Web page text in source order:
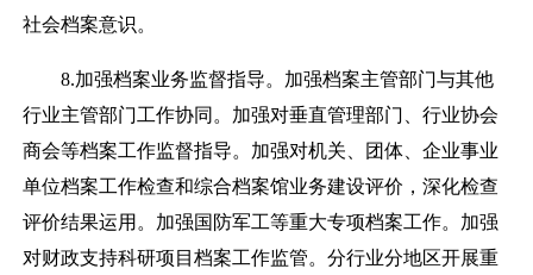
社会档案意识。
8.加强档案业务监督指导。加强档案主管部门与其他
行业主管部门工作协同。加强对垂直管理部门、行业协会
商会等档案工作监督指导。加强对机关、团体、企业事业
单位档案工作检查和综合档案馆业务建设评价，深化检查
评价结果运用。加强国防军工等重大专项档案工作。加强
对财政支持科研项目档案工作监管。分行业分地区开展重